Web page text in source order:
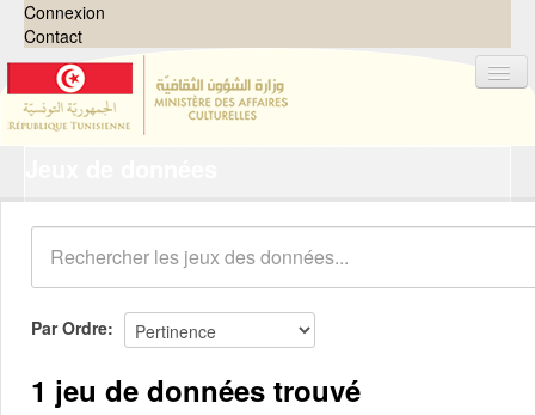
Connexion
Contact
Organisations
Groupes
Demandes 0
À propos
Par Ordre
1 jeu de données trouvé